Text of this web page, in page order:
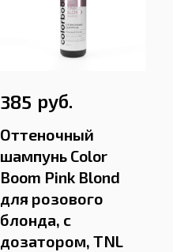
385 руб.
Оттеночный
шампунь Color
Boom Pink Blond
для розового
блонда, с
дозатором, TNL